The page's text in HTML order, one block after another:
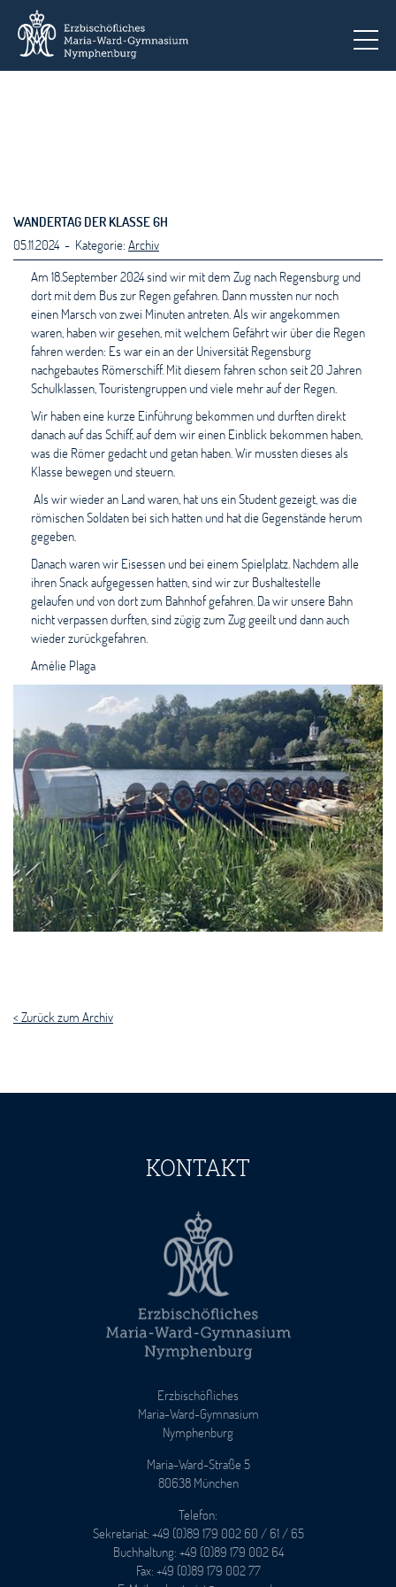
WANDERTAG DER KLASSE 6H
05.11.2024 - Kategorie: Archiv
Am 18.September 2024 sind wir mit dem Zug nach Regensburg und
dort mit dem Bus zur Regen gefahren. Dann mussten nur noch
einen Marsch von zwei Minuten antreten. Als wir angekommen
waren, haben wir gesehen, mit welchem Gefährt wir über die Regen
fahren werden: Es war ein an der Universität Regensburg
nachgebautes Römerschiff. Mit diesem fahren schon seit 20 Jahren
Schulklassen, Touristengruppen und viele mehr auf der Regen.
Wir haben eine kurze Einführung bekommen und durften direkt
danach auf das Schiff, auf dem wir einen Einblick bekommen haben,
was die Römer gedacht und getan haben. Wir mussten dieses als
Klasse bewegen und steuern.
Als wir wieder an Land waren, hat uns ein Student gezeigt, was die
römischen Soldaten bei sich hatten und hat die Gegenstände herum
gegeben.
Danach waren wir Eisessen und bei einem Spielplatz. Nachdem alle
ihren Snack aufgegessen hatten, sind wir zur Bushaltestelle
gelaufen und von dort zum Bahnhof gefahren. Da wir unsere Bahn
nicht verpassen durften, sind zügig zum Zug geeilt und dann auch
wieder zurückgefahren.
Amélie Plaga
< Zurück zum Archiv
KONTAKT
Erzbischöfliches
Maria-Ward-Gymnasium
Nymphenburg
Maria-Ward-Straße 5
80638 München
Telefon:
Sekretariat: +49 (0)89 179 002 60 / 61 / 65
Buchhaltung: +49 (0)89 179 002 64
Fax: +49 (0)89 179 002 77